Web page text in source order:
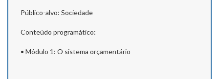
Público-alvo: Sociedade
Conteúdo programático:
• Módulo 1: O sistema orçamentário